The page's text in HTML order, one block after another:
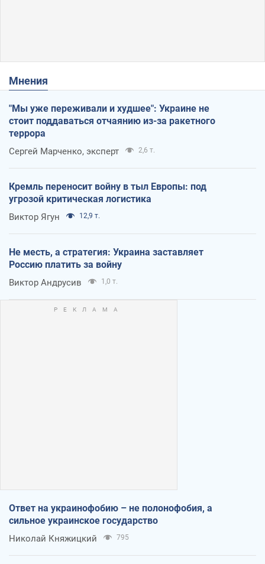
Мнения
"Мы уже переживали и худшее": Украине не
стоит поддаваться отчаянию из-за ракетного
террора
Сергей Марченко, эксперт 2,6 т.
Кремль переносит войну в тыл Европы: под
угрозой критическая логистика
Виктор Ягун 12,9 т.
Не месть, а стратегия: Украина заставляет
Россию платить за войну
Виктор Андрусив 1,0 т.
Ответ на украинофобию – не полонофобия, а
сильное украинское государство
Николай Княжицкий 795